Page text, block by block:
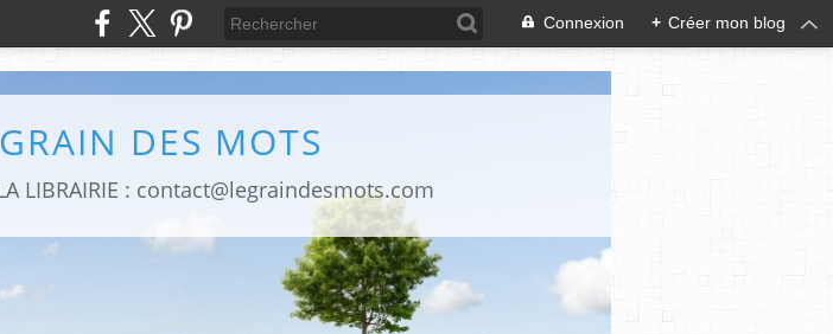
Connexion + Créer mon blog
DES MOTS
LIBRAIRIE : contact@legraindesmots.com